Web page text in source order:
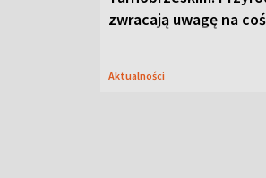
zwracają uwagę na
Aktualności